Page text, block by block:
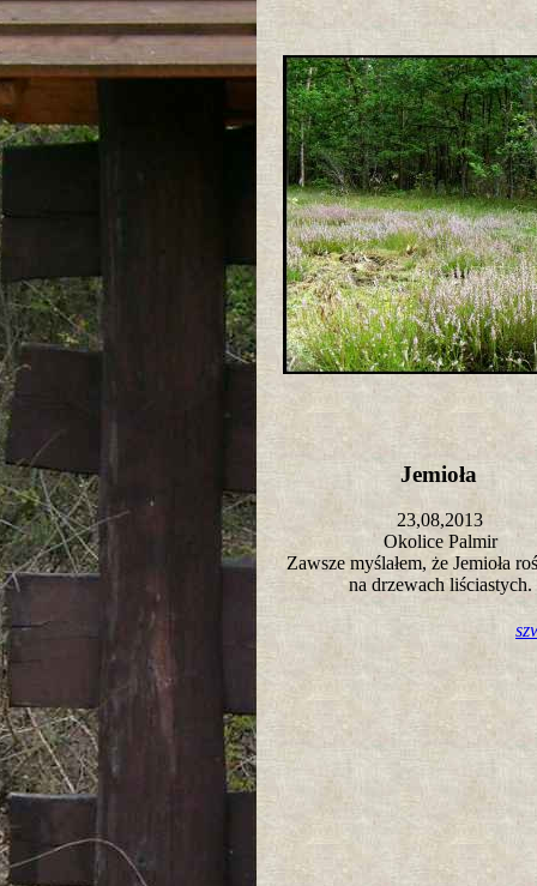
Jemioła
23,08,2013
Okolice Palmir
Zawsze myślałem, że Jemioła
na drzewach